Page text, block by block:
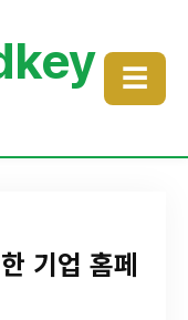
☰
기업 홈페